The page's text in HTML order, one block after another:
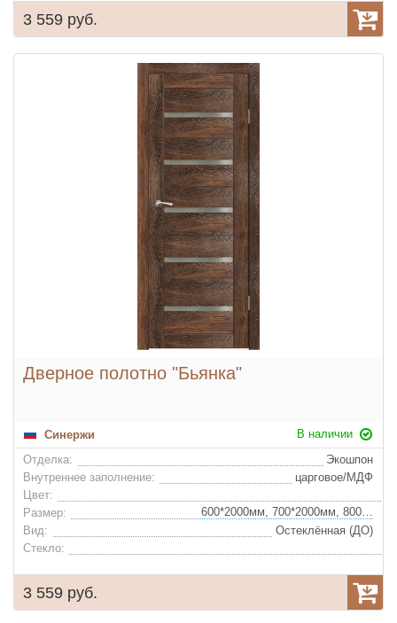
3 559 руб.
Дверное полотно "Бьянка"
Синержи
В наличии
Отделка:
Экошпон
Внутреннее заполнение:
царговое/МДФ
Цвет:
Размер:
600*2000мм, 700*2000мм, 800*2000мм, 900*2000мм
Вид:
Остеклённая (ДО)
Стекло:
3 559 руб.